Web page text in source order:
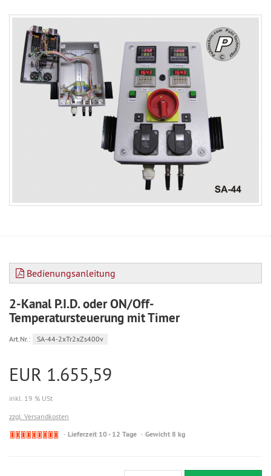
Bedienungsanleitung
2-Kanal P.I.D. oder ON/Off-
Temperatursteuerung mit Timer
Art.Nr.: SA-44-2xTr2xZs400v
EUR 1.655,59
inkl. 19 % USt
zzgl. Versandkosten
MitLieferzeit 10 - 12 Tage Gewicht 8 kg